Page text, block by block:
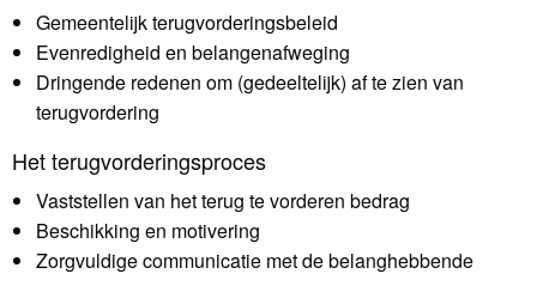
Gemeentelijk terugvorderingsbeleid
Evenredigheid en belangenafweging
Dringende redenen om (gedeeltelijk) af te zien van
terugvordering
Het terugvorderingsproces
Vaststellen van het terug te vorderen bedrag
Beschikking en motivering
Zorgvuldige communicatie met de belanghebbende